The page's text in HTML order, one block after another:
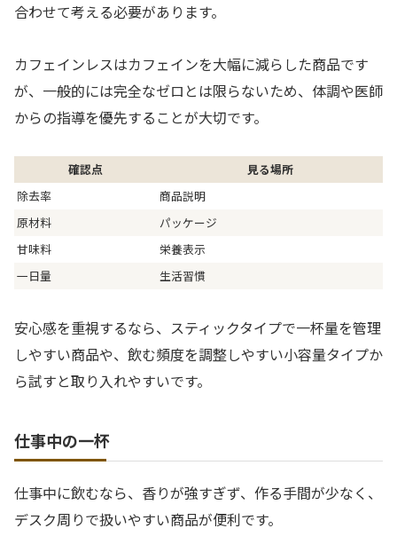
合わせて考える必要があります。
カフェインレスはカフェインを大幅に減らした商品です
が、一般的には完全なゼロとは限らないため、体調や医師
からの指導を優先することが大切です。
確認点
見る場所
除去率
商品説明
原材料
パッケージ
甘味料
栄養表示
一日量
生活習慣
安心感を重視するなら、スティックタイプで一杯量を管理
しやすい商品や、飲む頻度を調整しやすい小容量タイプか
ら試すと取り入れやすいです。
仕事中の一杯
仕事中に飲むなら、香りが強すぎず、作る手間が少なく、
デスク周りで扱いやすい商品が便利です。